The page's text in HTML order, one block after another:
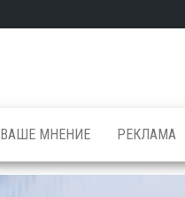
ВАШЕ МНЕНИЕ РЕКЛАМА